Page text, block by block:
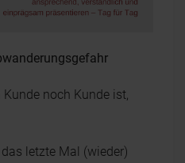
noch Kunde ist,
letzte Mal (wieder)